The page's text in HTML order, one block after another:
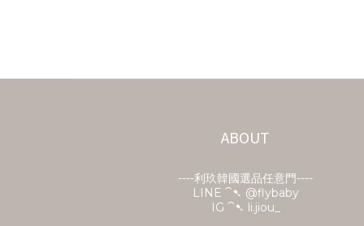
ABOUT
----利玖韓國選品任意門----
LINE ⁀➷ @flybaby
IG ⁀➷ li.jiou_